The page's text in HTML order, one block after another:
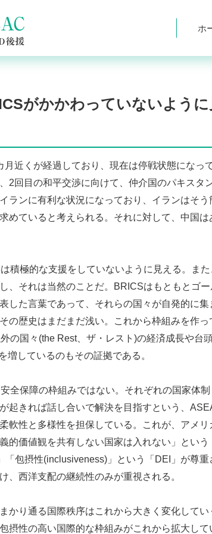
ホ
がかかわっていないよう
近くが経過しており、現在は停戦状態になっ
2回目の和平交渉に向けて、仲介国のパキス
ランに有利な状況になっており、イランはそ
めていると考えられる。それに対して、中国
積極的な支援をしていないように見える。ま
、それは当然のことだ。BRICSはもともとゴ
した言葉であって、それらの国々が自発的に
の歴史はまだまだ浅い。これから枠組みを作
の国々(the Rest、ザ・レスト)の経済成長や台
増しているのもその証拠である。
全保障の枠組みではない。それぞれの国家体
起きれば話し合いで解決を目指すという、
軟性と多様性を担保している。これが、アメ
的価値観を共有しない国家は入れない」とい
「包摂性(inclusiveness)」という「DEI」が尊
、西洋支配の継続性のみが重視される。
かり通る国際秩序はこれから大きく変化して
摂性の高い国際的な枠組みがこれから拡大し